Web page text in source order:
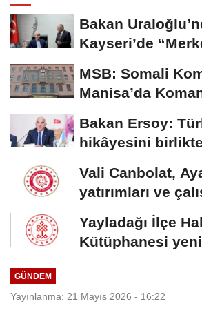
Bakan
Kayseri’de
MSB: Somali
Manisa’da
Bakan Ersoy:
hikâyesini
Vali Canbolat,
yatırımları ve
Yayladağı İlçe
Kütüphanesi
GÜNDEM
Yayınlanma: 21 Mayıs 2026 - 16:22